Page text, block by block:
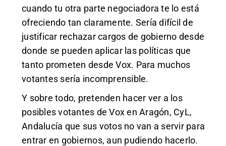
cuando tu otra parte negociadora te lo está
ofreciendo tan claramente. Sería difícil de
justificar rechazar cargos de gobierno desde
donde se pueden aplicar las políticas que
tanto prometen desde Vox. Para muchos
votantes sería incomprensible.
Y sobre todo, pretenden hacer ver a los
posibles votantes de Vox en Aragón, CyL,
Andalucía que sus votos no van a servir para
entrar en gobiernos, aun pudiendo hacerlo.